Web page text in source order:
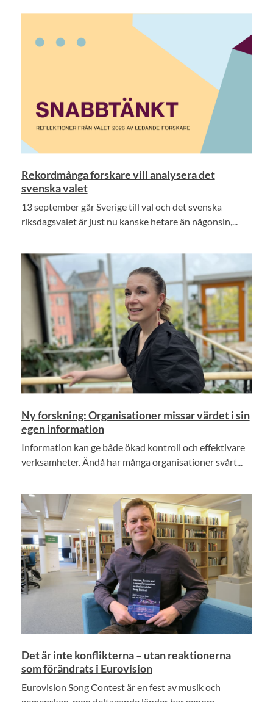
Rekordmånga forskare vill analysera det
svenska valet
13 september går Sverige till val och det svenska
riksdagsvalet är just nu kanske hetare än någonsin,...
Ny forskning: Organisationer missar värdet i sin
egen information
Information kan ge både ökad kontroll och effektivare
verksamheter. Ändå har många organisationer svårt...
Det är inte konflikterna – utan reaktionerna
som förändrats i Eurovision
Eurovision Song Contest är en fest av musik och